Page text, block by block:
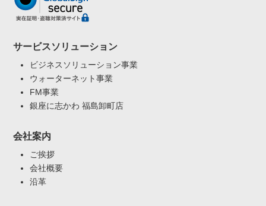
サービスソリューション
ビジネスソリューション事業
ウォーターネット事業
FM事業
銀座に志かわ 福島卸町店
会社案内
ご挨拶
会社概要
沿革